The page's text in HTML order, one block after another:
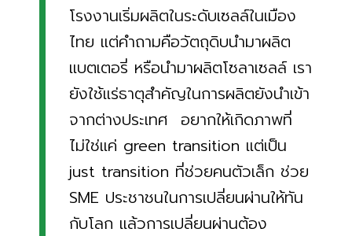
โรงงานเริ่มผลิตในระดับเซลล์ในเมือง
ไทย แต่คำถามคือวัตถุดิบนำมาผลิต
แบตเตอรี่ หรือนำมาผลิตโซลาเซลล์ เรา
ยังใช้แร่ธาตุสำคัญในการผลิตยังนำเข้า
จากต่างประเทศ อยากให้เกิดภาพที่
ไม่ใช่แค่ green transition แต่เป็น
just transition ที่ช่วยคนตัวเล็ก ช่วย
SME ประชาชนในการเปลี่ยนผ่านให้ทัน
กับโลก แล้วการเปลี่ยนผ่านต้อง